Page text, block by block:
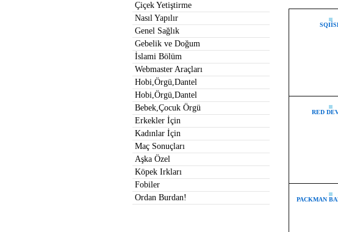
RED
PACKMAN
Çiçek Yetiştirme
Nasıl Yapılır
Genel Sağlık
Gebelik ve Doğum
İslami Bölüm
Webmaster Araçları
Hobi,Örgü,Dantel
Hobi,Örgü,Dantel
Bebek,Çocuk Örgü
Erkekler İçin
Kadınlar İçin
Maç Sonuçları
Aşka Özel
Köpek Irkları
Fobiler
Ordan Burdan!